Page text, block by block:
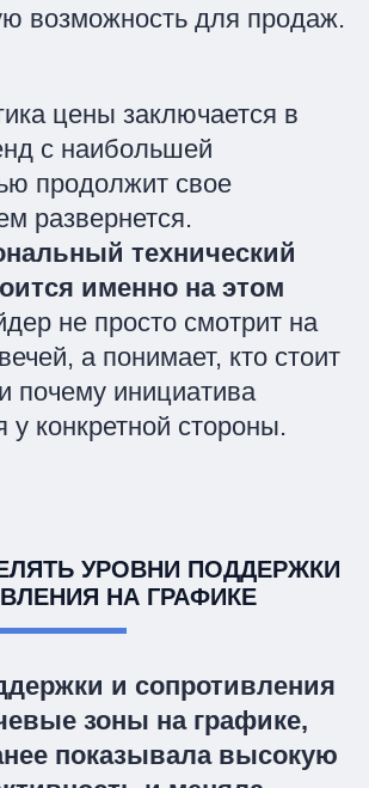
возможность для продаж.
цены заключается в
с наибольшей
продолжит свое
развернется.
технический
именно на этом
не просто смотрит на
а понимает, кто стоит
почему инициатива
у конкретной стороны.
УРОВНИ ПОДДЕРЖКИ
НА ГРАФИКЕ
и сопротивления
зоны на графике,
показывала высокую